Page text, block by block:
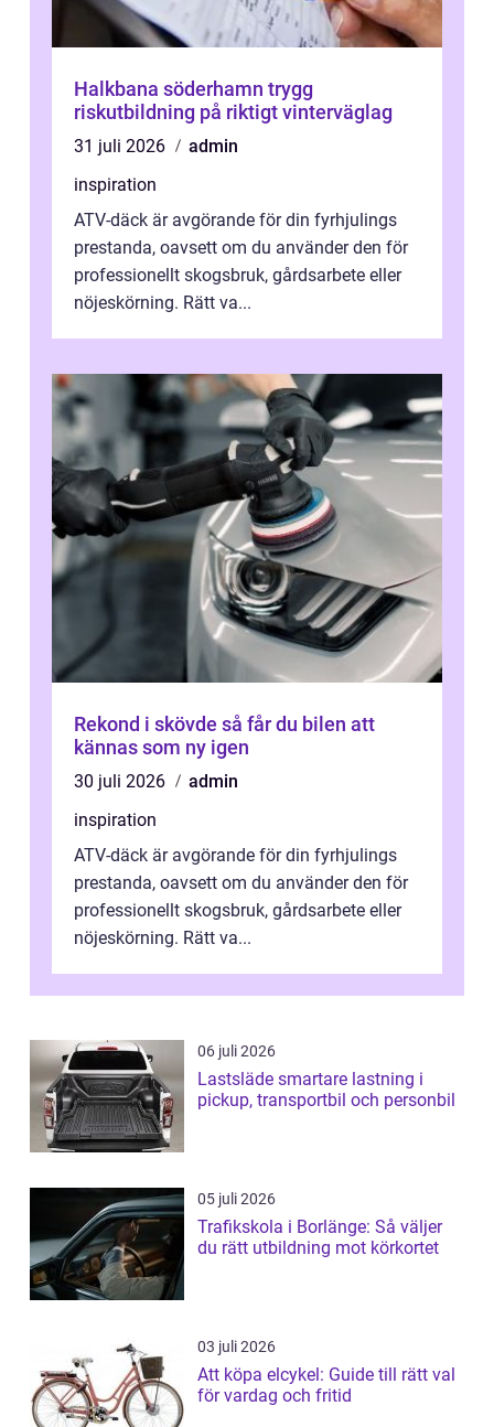
Halkbana söderhamn trygg
riskutbildning på riktigt vinterväglag
31 juli 2026
admin
inspiration
ATV-däck är avgörande för din fyrhjulings
prestanda, oavsett om du använder den för
professionellt skogsbruk, gårdsarbete eller
nöjeskörning. Rätt va...
Rekond i skövde så får du bilen att
kännas som ny igen
30 juli 2026
admin
inspiration
ATV-däck är avgörande för din fyrhjulings
prestanda, oavsett om du använder den för
professionellt skogsbruk, gårdsarbete eller
nöjeskörning. Rätt va...
06 juli 2026
Lastsläde smartare lastning i
pickup, transportbil och personbil
05 juli 2026
Trafikskola i Borlänge: Så väljer
du rätt utbildning mot körkortet
03 juli 2026
Att köpa elcykel: Guide till rätt val
för vardag och fritid